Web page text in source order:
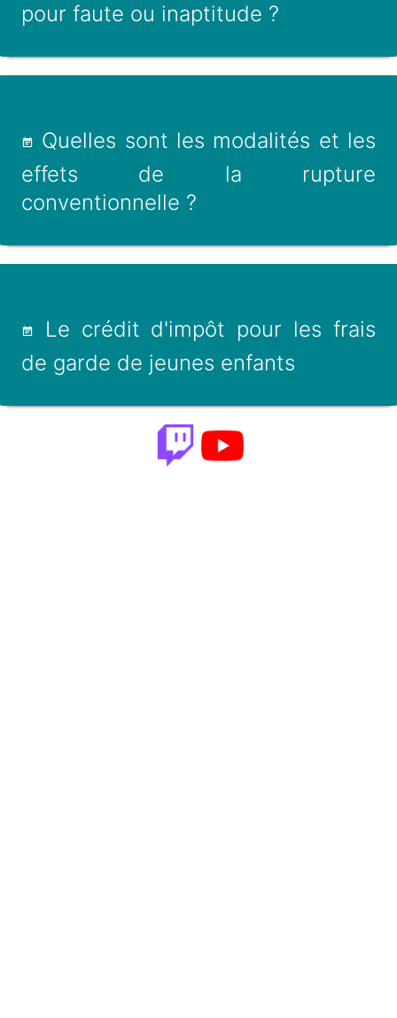
pour faute ou inaptitude ?
Quelles sont les modalités et les
effets de la rupture
conventionnelle ?
Le crédit d'impôt pour les frais
de garde de jeunes enfants